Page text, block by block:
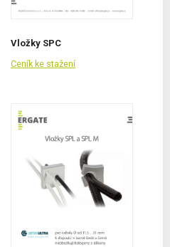
Vložky SPC
Ceník ke stažení